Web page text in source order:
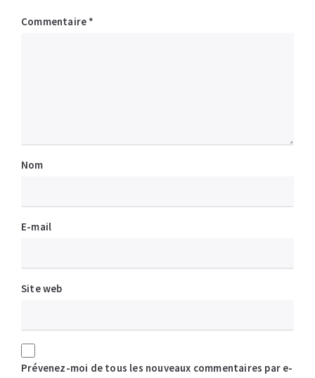
Commentaire *
Nom
E-mail
Site web
Prévenez-moi de tous les nouveaux commentaires par e-